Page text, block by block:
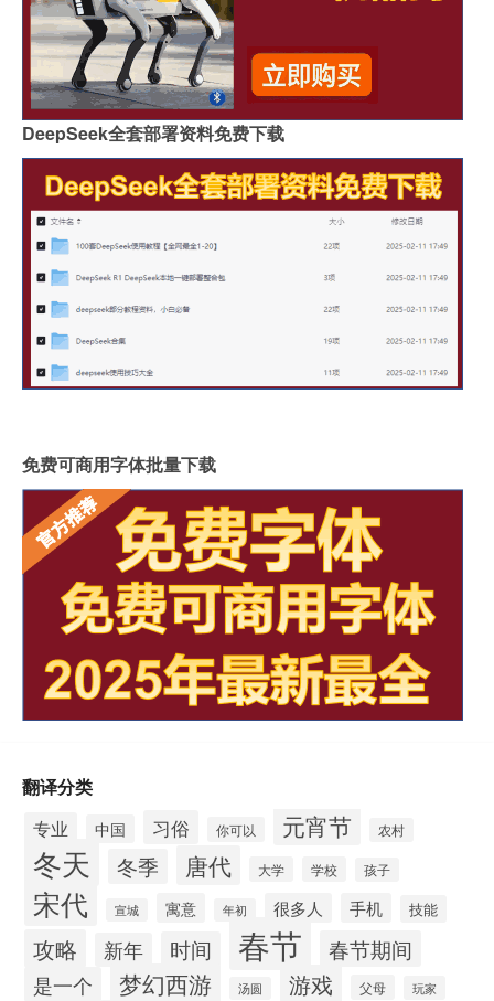
DeepSeek全套部署资料免费下载
免费可商用字体批量下载
翻译分类
专业
中国 习俗 你可以 元宵节 农村
冬天 冬季 唐代 大学 学校 孩子
宋代 宣城 寓意 年初 很多人 手机 技能
攻略 新年 时间 春节 春节期间
是一个 梦幻西游 汤圆 游戏 父母 玩家